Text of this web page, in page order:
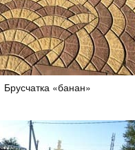
Брусчатка «банан»